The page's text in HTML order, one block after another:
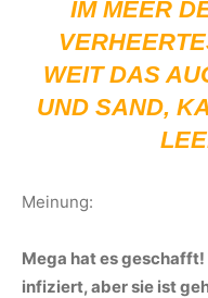
IM MEER
WEIT DAS
UND SAND,
Meinung:
Mega hat es
infiziert, aber sie ist